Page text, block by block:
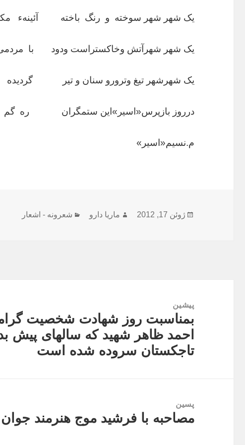
یک شهر شهر سوخته و رنگ باخته آئینهء
یک شهر شهرآتش وخاکستراست ودود با مردمی
یک شهرشهر تیغ وترورو سنان و تیر گردیده
درروز بازپرس«اسیر»این ستمگران ره گم
م.نسیم«اسیر»
ارسال
ژوئن 17, 2012 نویسنده
ماریا دارو دسته‌ها
شعرونه - اشعار
پیشین
نوشته
قبلی:
بمناسبت روز شهادت شخصیت
احمد ظاهر شهید که سالهای پیش
تاجکستان سروده شده است
پسین
نوشته
مصاحبه با فرشید موج هنرمند